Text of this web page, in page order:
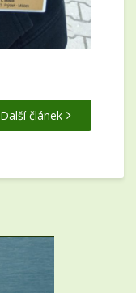
Další článek